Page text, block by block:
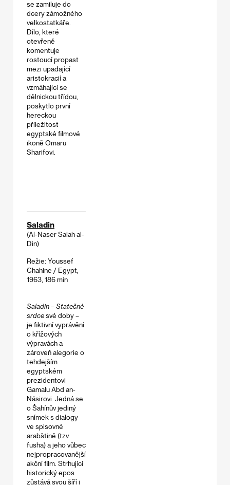
se zamiluje do
dcery zámožného
velkostatkáře.
Dílo, které
otevřeně
komentuje
rostoucí propast
mezi upadající
aristokracií a
vzmáhající se
dělnickou třídou,
poskytlo první
hereckou
příležitost
egyptské filmové
ikoně Omaru
Sharifovi.
Saladin
(Al-Naser Salah al-
Din)
Režie: Youssef
Chahine / Egypt,
1963, 186 min
Saladin – Statečné
srdce své doby –
je fiktivní vyprávění
o křížových
výpravách a
zároveň alegorie o
tehdejším
egyptském
prezidentovi
Gamalu Abd an-
Násirovi. Jedná se
o Šahínův jediný
snímek s dialogy
ve spisovné
arabštině (tzv.
fusha) a jeho vůbec
nejpropracovanější
akční film. Strhující
historický epos
zůstává svou šíří i